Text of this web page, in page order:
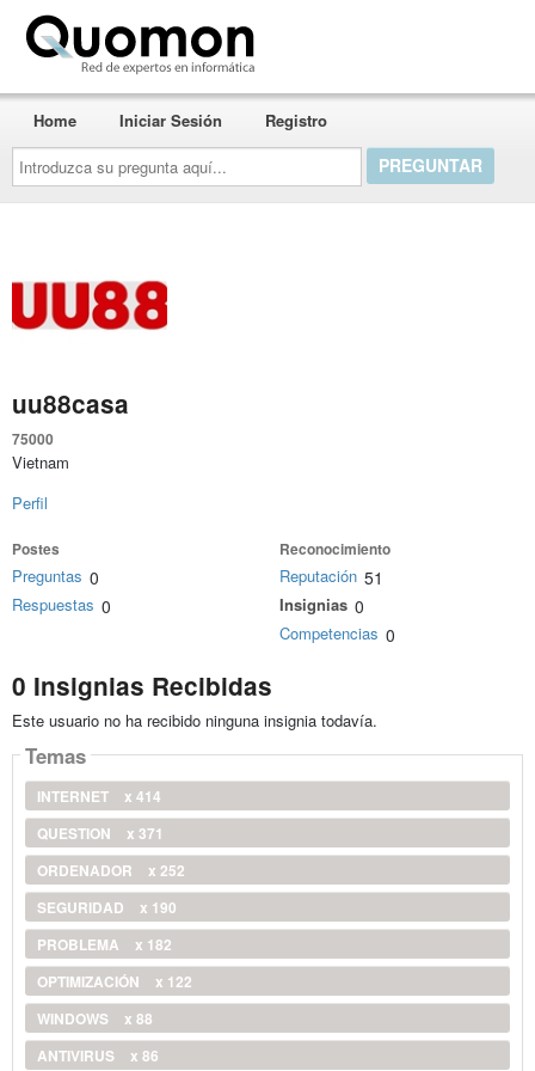
Introduzca
su
pregunta
aquí...
Home Iniciar Sesión Registro
uu88casa
75000
Vietnam
Perfil
Postes
Preguntas 0
Respuestas 0
Reconocimiento
Reputación 51
Insignias 0
Competencias 0
0 Insignias Recibidas
Este usuario no ha recibido ninguna insignia todavía.
Temas
INTERNET
x 414
QUESTION
x 371
ORDENADOR
x 252
SEGURIDAD
x 190
PROBLEMA
x 182
OPTIMIZACIÓN
x 122
WINDOWS
x 88
ANTIVIRUS
x 86